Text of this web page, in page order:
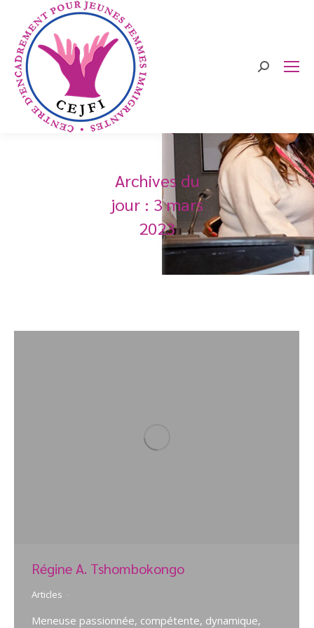
Search:
Archives du
jour : 3 mars
2023
Régine A. Tshombokongo
Articles
Meneuse passionnée, compétente, dynamique,